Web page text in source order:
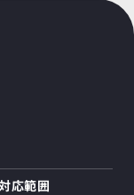
応範囲